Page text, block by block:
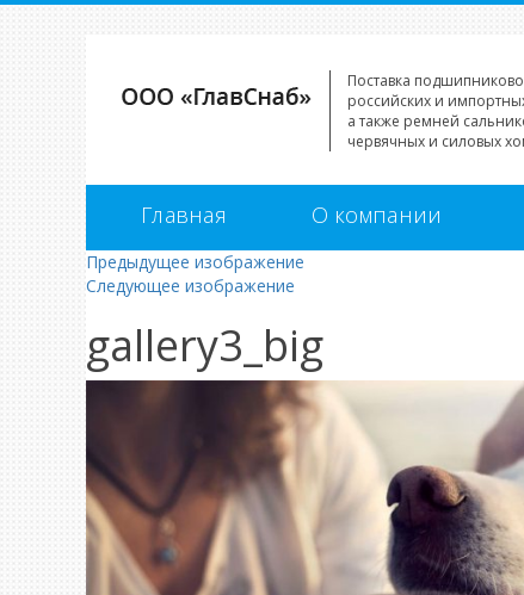
Поставка
российских и
а также ремней
червячных и силовых
Главная О компании
Предыдущее изображение
Следующее изображение
gallery3_big